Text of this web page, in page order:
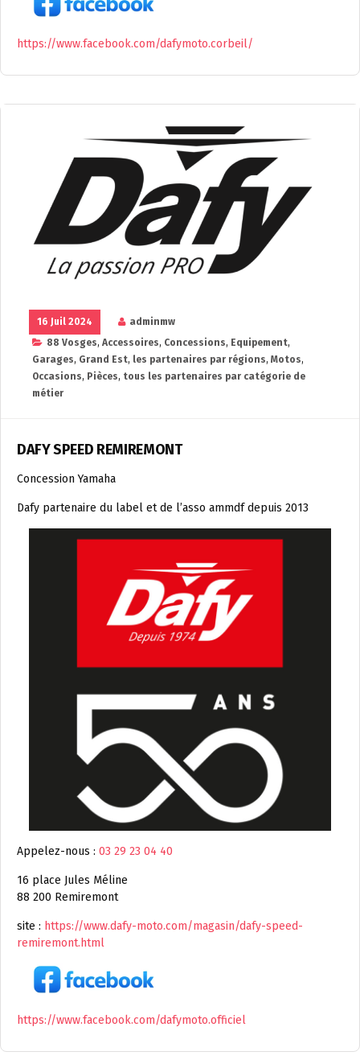
https://www.facebook.com/dafymoto.corbeil/
16 Juil 2024
adminmw
88 Vosges, Accessoires, Concessions, Equipement,
Garages, Grand Est, les partenaires par régions, Motos,
Occasions, Pièces, tous les partenaires par catégorie de
métier
DAFY SPEED REMIREMONT
Concession Yamaha
Dafy partenaire du label et de l’asso ammdf depuis 2013
Appelez-nous : 03 29 23 04 40
16 place Jules Méline
88 200 Remiremont
site : https://www.dafy-moto.com/magasin/dafy-speed-
remiremont.html
https://www.facebook.com/dafymoto.officiel